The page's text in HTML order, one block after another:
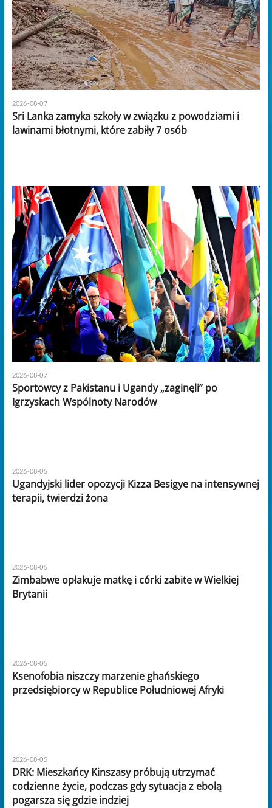
2026-08-07
Sri Lanka zamyka szkoły w związku z powodziami i
lawinami błotnymi, które zabiły 7 osób
2026-08-07
Sportowcy z Pakistanu i Ugandy „zaginęli” po
Igrzyskach Wspólnoty Narodów
2026-08-05
Ugandyjski lider opozycji Kizza Besigye na intensywnej
terapii, twierdzi żona
2026-08-05
Zimbabwe opłakuje matkę i córki zabite w Wielkiej
Brytanii
2026-08-05
Ksenofobia niszczy marzenie ghańskiego
przedsiębiorcy w Republice Południowej Afryki
2026-08-05
DRK: Mieszkańcy Kinszasy próbują utrzymać
codzienne życie, podczas gdy sytuacja z ebolą
pogarsza się gdzie indziej